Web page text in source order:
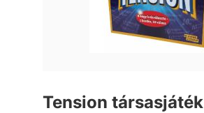
Tension társasjáték